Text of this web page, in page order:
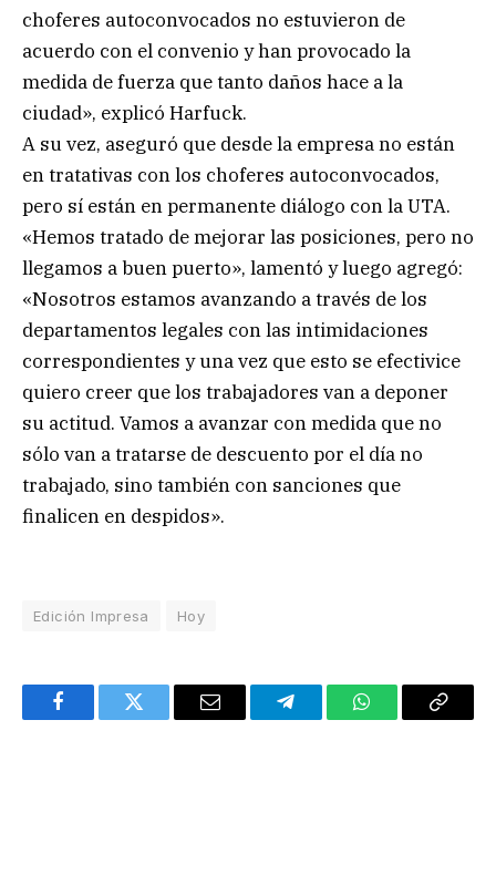
choferes autoconvocados no estuvieron de
acuerdo con el convenio y han provocado la
medida de fuerza que tanto daños hace a la
ciudad», explicó Harfuck.
A su vez, aseguró que desde la empresa no están
en tratativas con los choferes autoconvocados,
pero sí están en permanente diálogo con la UTA.
«Hemos tratado de mejorar las posiciones, pero no
llegamos a buen puerto», lamentó y luego agregó:
«Nosotros estamos avanzando a través de los
departamentos legales con las intimidaciones
correspondientes y una vez que esto se efectivice
quiero creer que los trabajadores van a deponer
su actitud. Vamos a avanzar con medida que no
sólo van a tratarse de descuento por el día no
trabajado, sino también con sanciones que
finalicen en despidos».
Edición Impresa Hoy
FacebookTwitter Email TelegramWhatsAppCopy